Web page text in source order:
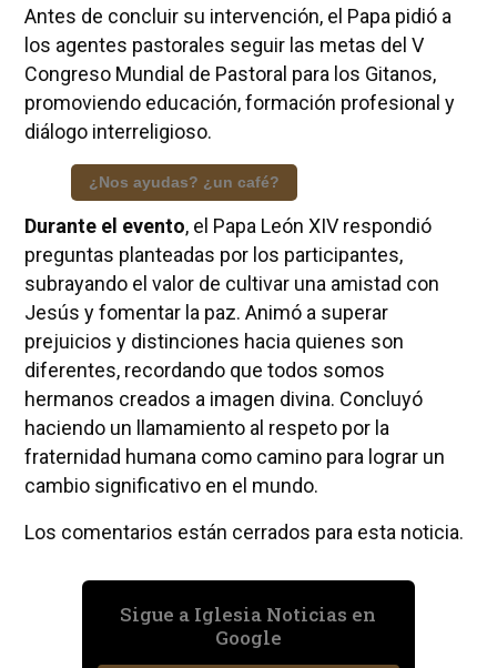
Antes de concluir su intervención, el Papa pidió a
los agentes pastorales seguir las metas del V
Congreso Mundial de Pastoral para los Gitanos,
promoviendo educación, formación profesional y
diálogo interreligioso.
¿Nos ayudas? ¿un café?
Durante el evento, el Papa León XIV respondió
preguntas planteadas por los participantes,
subrayando el valor de cultivar una amistad con
Jesús y fomentar la paz. Animó a superar
prejuicios y distinciones hacia quienes son
diferentes, recordando que todos somos
hermanos creados a imagen divina. Concluyó
haciendo un llamamiento al respeto por la
fraternidad humana como camino para lograr un
cambio significativo en el mundo.
Los comentarios están cerrados para esta noticia.
Sigue a Iglesia Noticias en
Google